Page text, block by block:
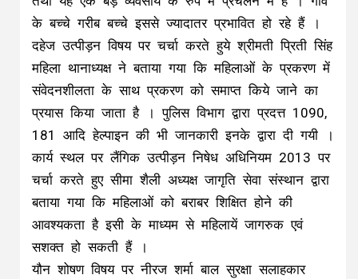
के बच्चे गरीब बच्चे इससे ज्यादातर प्रभावित हो रहे हैं ।
दहेज उत्पीड़न विषय पर चर्चा करते हुये श्रीमती प्रिती सिंह
महिला थानाध्यक्ष ने बताया गया कि महिलाओं के प्रकरण में
संवेदनशीलता के साथ प्रकरण को समाप्त किये जाने का
प्रयास किया जाता है । पुलिस विभाग द्वारा प्रदत्त 1090,
181 आदि हेल्पाइन की भी जानकारी इनके द्वारा दी गयी ।
कार्य स्थल पर लैंगिक उत्पीड़न निषेध अधिनियम 2013 पर
चर्चा करते हुए सीमा शैली अध्यक्ष जागृति सेवा संस्थान द्वारा
बताया गया कि महिलाओं को बराबर शिक्षित होने की
आवश्यकता है इसी के माध्यम से महिलायें जागरुक एवं
सशक्त हो सकती हैं ।
यौन शोषण विषय पर नीरज शर्मा बाल सुरक्षा सलाहकार